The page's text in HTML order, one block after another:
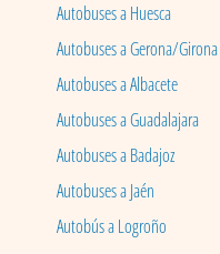
Autobuses a Huesca
Autobuses a Gerona/Girona
Autobuses a Albacete
Autobuses a Guadalajara
Autobuses a Badajoz
Autobuses a Jaén
Autobús a Logroño